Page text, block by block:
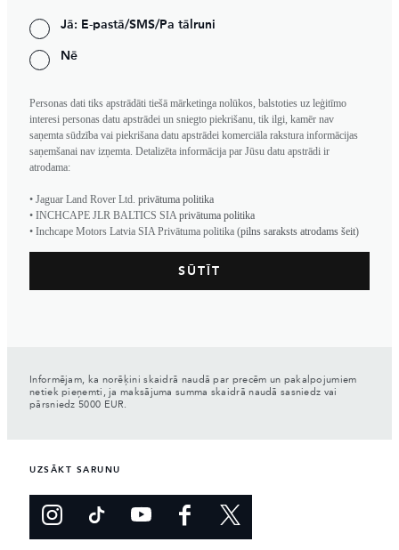
Jā: E-pastā/SMS/Pa tālruni
Nē
Personas dati tiks apstrādāti tiešā mārketinga nolūkos, balstoties uz leģitīmo
interesi personas datu apstrādei un sniegto piekrišanu, tik ilgi, kamēr nav
saņemta sūdzība vai piekrišana datu apstrādei komerciāla rakstura informācijas
saņemšanai nav izņemta. Detalizēta informācija par Jūsu datu apstrādi ir
atrodama:
• Jaguar Land Rover Ltd. privātuma politika
• INCHCAPE JLR BALTICS SIAprivātuma politika
• Inchcape Motors Latvia SIA Privātuma politika (pilns saraksts atrodams šeit)
Informējam, ka norēķini skaidrā naudā par precēm un pakalpojumiem
netiek pieņemti, ja maksājuma summa skaidrā naudā sasniedz vai
pārsniedz 5000 EUR.
UZSĀKT SARUNU